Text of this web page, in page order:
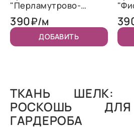
"Перламутрово-
фиолетовый"
390₽/м
ДОБАВИТЬ
ТКАНЬ ШЕЛК:
РОСКОШЬ
ГАРДЕРОБА